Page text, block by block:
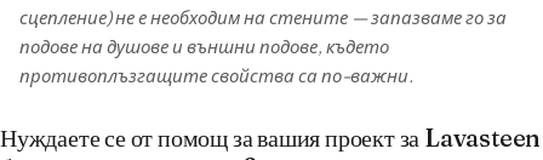
сцепление) не е необходим на стените — запазваме го за
подове на душове и външни подове, където
противоплъзгащите свойства са по-важни.
Нуждаете се от помощ за вашия проект за Lavasteen